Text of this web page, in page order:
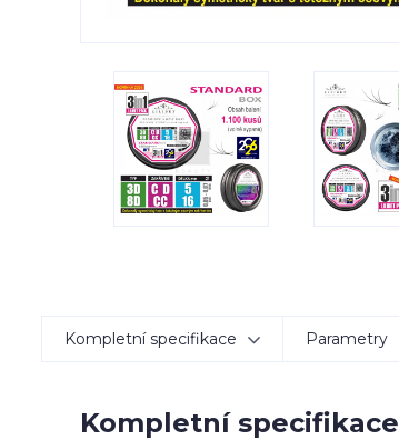
Kompletní specifikace Parametry
Kompletní specifikace